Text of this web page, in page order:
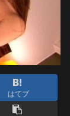
はてブ